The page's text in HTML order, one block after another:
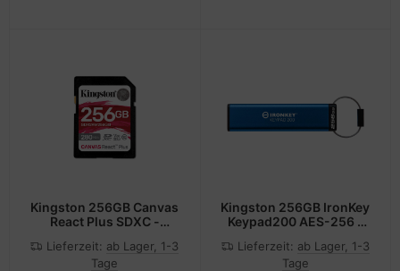
Kingston 256GB Canvas
React Plus SDXC -
(SDXC)
Lieferzeit: ab Lager, 1-3
Tage
Kingston 256GB IronKey
Keypad200 AES-256 -
unsortiert
Lieferzeit: ab Lager, 1-3
Tage